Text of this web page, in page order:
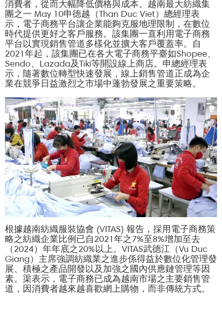
消費者，從而大幅降低價格與成本。越南最大紡織集
團之一 May 10申德越（Than Duc Viet）總經理表
示，電子商務平台讓企業能夠克服地理限制，在數位
時代提供更好之客戶服務。該集團一直利用電子商務
平台以實現銷售管道多樣化並擴大客戶覆蓋率。自
2021年起，該集團已在各大電子商務平臺如Shopee、
Sendo、Lazada及Tiki等開設線上商店。申總經理表
示，隨著數位轉型快速發展，線上銷售管道正成為企
業在競爭日益激烈之市場中蓬勃發展之重要策略。
根據越南紡織服裝協會 (VITAS) 報告，採用電子商務策
略之紡織企業比例已自2021年之7%至8%增加至去
（2024）年年底之20%以上。VITAS武德江（Vu Duc
Giang）主席強調紡織業之進步係得益於數位化管理發
展、積極之產品開發以及加強之國內供應鏈管理等因
素。渠表示，電子商務已成為越南市場之主要銷售管
道，因消費者越來越喜歡網上購物，而非傳統方式。